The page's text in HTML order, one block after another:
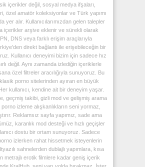
içerikler değil, sosyal medya ifşaları,
özel amatör koleksiyonlar ve Türk yapımı
yer alır. Kullanıcılarımızdan gelen talepler
içerikler arşive eklenir ve sürekli olarak
DNS veya farklı erişim araçlarıyla
direkt bağlantı ile erişebileceğin bir
Kullanıcı deneyimi bizim için sadece hız
değil. Aynı zamanda izlediğin içeriklerle
özel filtreler aracılığıyla sunuyoruz. Bu
klasik porno sitelerinden ayıran en büyük
kullanıcı, kendine ait bir deneyim yaşar.
geçmiş takibi, gizli mod ve gelişmiş arama
izleme alışkanlıkların seni yormaz,
Reklamsız sayfa yapımız, sade ama
karanlık mod desteği ve hızlı geçişler
dostu bir ortam sunuyoruz. Sadece
izlerken rahat hissetmek isteyenlerin
sahnelerden dublajlı yapımlara, kısa
metrajlı erotik filmlere kadar geniş içerik